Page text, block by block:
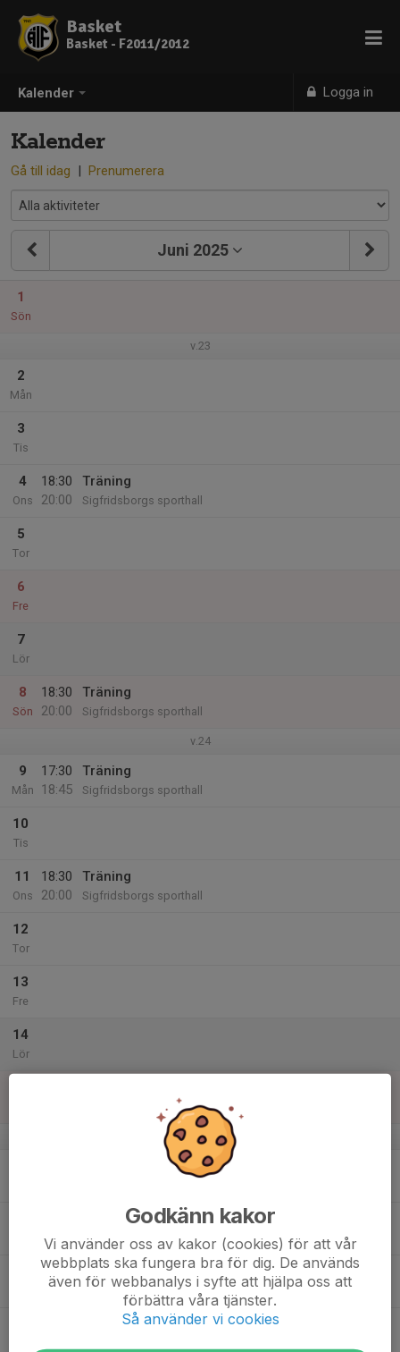
Kalender Logga in
Basket
Basket - F2011/2012
Kalender
Gå till idag | Prenumerera
Juni 2025
1
Sön
v.23
2
Mån
3
Tis
4
Ons
18:30
20:00
Träning
Sigfridsborgs sporthall
5
Tor
6
Fre
7
Lör
8
Sön
18:30
20:00
Träning
Sigfridsborgs sporthall
v.24
9
Mån
17:30
18:45
Träning
Sigfridsborgs sporthall
10
Tis
11
Ons
18:30
20:00
Träning
Sigfridsborgs sporthall
12
Tor
13
Fre
14
Lör
v.25
Godkänn kakor
Vi använder oss av kakor (cookies) för att vår
webbplats ska fungera bra för dig. De används
även för webbanalys i syfte att hjälpa oss att
förbättra våra tjänster.
Så använder vi cookies